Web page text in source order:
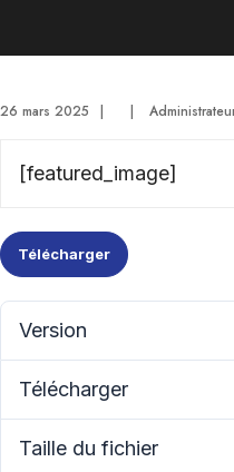
26 mars 2025 | |
[featured_image]
Télécharger
Version
Télécharger
Taille du fichier